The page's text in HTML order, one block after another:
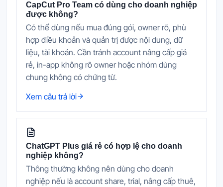
CapCut Pro Team có dùng cho doanh nghiệp
được không?
Có thể dùng nếu mua đúng gói, owner rõ, phù
hợp điều khoản và quản trị được nội dung, dữ
liệu, tài khoản. Cần tránh account nâng cấp giá
rẻ, in-app không rõ owner hoặc nhóm dùng
chung không có chứng từ.
Xem câu trả lời
ChatGPT Plus giá rẻ có hợp lệ cho doanh
nghiệp không?
Thông thường không nên dùng cho doanh
nghiệp nếu là account share, trial, nâng cấp thuê,